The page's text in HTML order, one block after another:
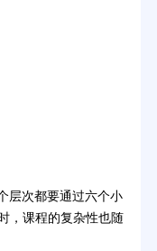
次都要通过六个小
，课程的复杂性也随